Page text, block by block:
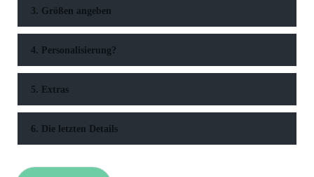
3. Größen angeben
4. Personalisierung?
5. Extras
6. Die letzten Details